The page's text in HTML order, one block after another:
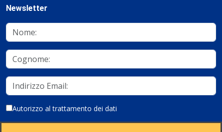
Newsletter
Autorizzo al trattamento dei dati